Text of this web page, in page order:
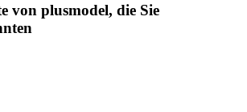
von plusmodel, die Sie